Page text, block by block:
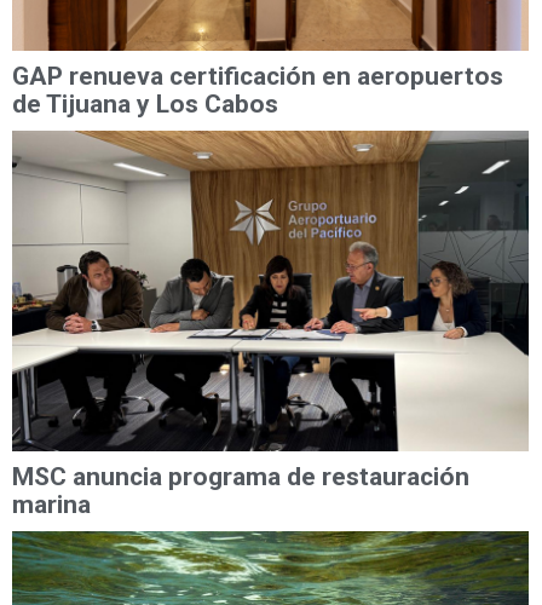
GAP renueva certificación en aeropuertos
de Tijuana y Los Cabos
MSC anuncia programa de restauración
marina